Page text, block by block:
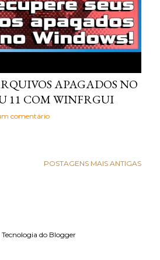
APAGADOS NO
11 COM WINFRGUI
comentário
POSTAGENS MAIS ANTIGAS
Tecnologia do Blogger